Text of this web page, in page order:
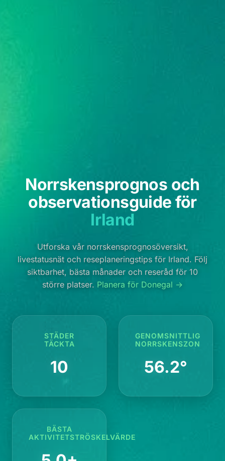
Norrskensprognos och
observationsguide för
Irland
Utforska vår norrskensprognosöversikt,
livestatusnät och reseplaneringstips för Irland. Följ
siktbarhet, bästa månader och reseråd för 10
större platser. Planera för Donegal →
STÄDER
TÄCKTA
10
GENOMSNITTLIG
NORRSKENSZON
56.2°
BÄSTA
AKTIVITETSTRÖSKELVÄRDE